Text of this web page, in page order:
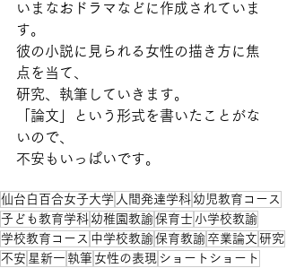
いまなおドラマなどに作成されていま
す。
彼の小説に見られる女性の描き方に焦
点を当て、
研究、執筆していきます。
「論文」という形式を書いたことがな
いので、
不安もいっぱいです。
仙台白百合女子大学 人間発達学科幼児教育コース
子ども教育学科幼稚園教諭保育士 小学校教諭
学校教育コース 中学校教諭保育教諭 卒業論文 研究
不安 星新一 執筆 女性の表現 ショートショート